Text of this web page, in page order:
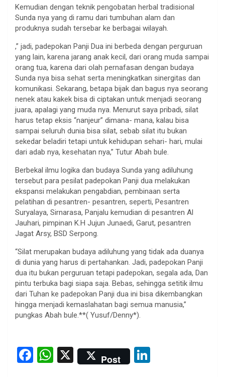
Kemudian dengan teknik pengobatan herbal tradisional
Sunda nya yang di ramu dari tumbuhan alam dan
produknya sudah tersebar ke berbagai wilayah.
,” jadi, padepokan Panji Dua ini berbeda dengan perguruan
yang lain, karena jarang anak kecil, dari orang muda sampai
orang tua, karena dari olah pernafasan dengan budaya
Sunda nya bisa sehat serta meningkatkan sinergitas dan
komunikasi. Sekarang, betapa bijak dan bagus nya seorang
nenek atau kakek bisa di ciptakan untuk menjadi seorang
juara, apalagi yang muda nya. Menurut saya pribadi, silat
harus tetap eksis “nanjeur” dimana- mana, kalau bisa
sampai seluruh dunia bisa silat, sebab silat itu bukan
sekedar beladiri tetapi untuk kehidupan sehari- hari, mulai
dari adab nya, kesehatan nya,” Tutur Abah bule.
Berbekal ilmu logika dan budaya Sunda yang adiluhung
tersebut para pesilat padepokan Panji dua melakukan
ekspansi melakukan pengabdian, pembinaan serta
pelatihan di pesantren- pesantren, seperti, Pesantren
Suryalaya, Sirnarasa, Panjalu kemudian di pesantren Al
Jauhari, pimpinan K.H Jujun Junaedi, Garut, pesantren
Jagat Arsy, BSD Serpong.
“Silat merupakan budaya adiluhung yang tidak ada duanya
di dunia yang harus di pertahankan. Jadi, padepokan Panji
dua itu bukan perguruan tetapi padepokan, segala ada, Dan
pintu terbuka bagi siapa saja. Bebas, sehingga setitik ilmu
dari Tuhan ke padepokan Panji dua ini bisa dikembangkan
hingga menjadi kemaslahatan bagi semua manusia,”
pungkas Abah bule.**( Yusuf/Denny*).
F
W X Post